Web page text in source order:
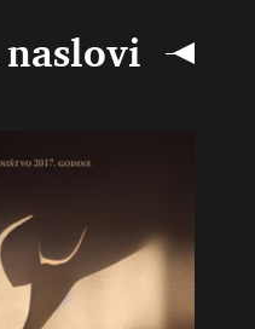
naslovi